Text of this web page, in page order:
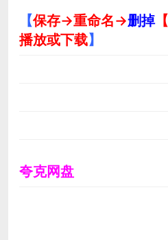
【保存→重命名→删掉
播放或下载】
夸克网盘